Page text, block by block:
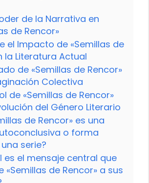
de la Narrativa en
de Rencor»
el Impacto de «Semillas de
la Literatura Actual
de «Semillas de Rencor»
Colectiva
de «Semillas de Rencor»
del Género Literario
de Rencor» es una
o forma
serie?
es el mensaje central que
«Semillas de Rencor» a sus